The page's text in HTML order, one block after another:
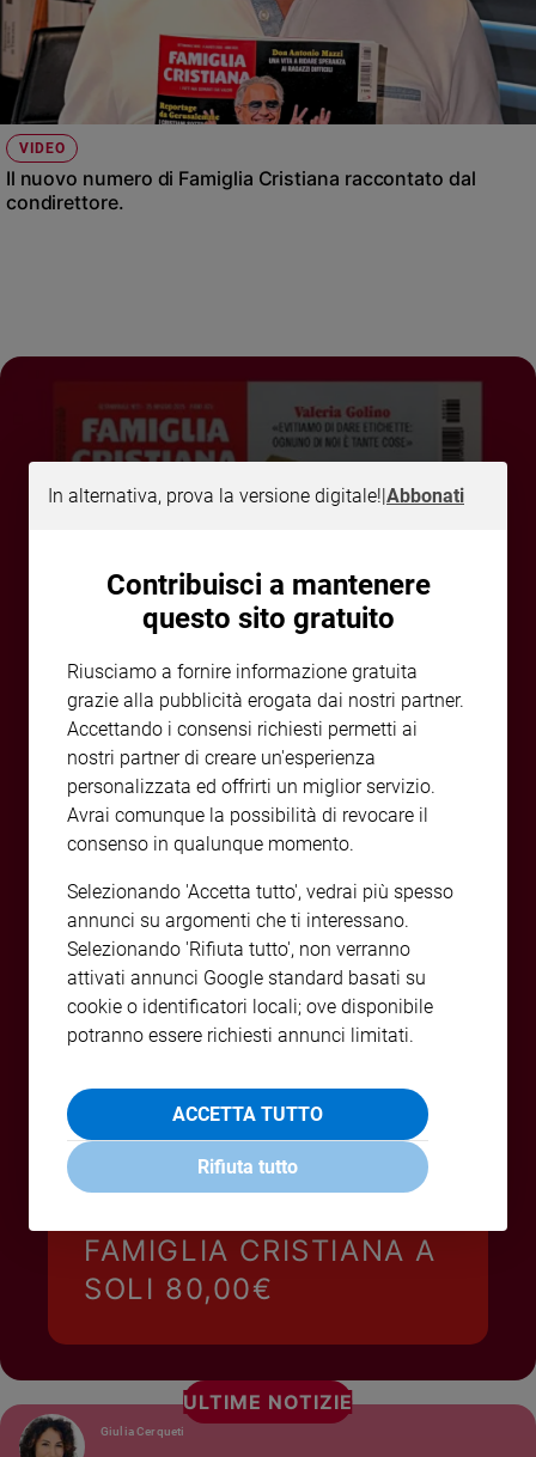
Caso
della
settimana
Migranti
Diversità
e
inclusione
Costume
streaming
Libri
Genitori
giovani
Adolescenza
Bioetica
Vai
Riflessioni
Policy
VIDEO
Il nuovo numero di Famiglia Cristiana raccontato dal
condirettore.
FAMIGLIA CRISTIANA A
SOLI 80,00€
ULTIME NOTIZIE
Giulia Cerqueti
In alternativa, prova la versione digitale!|Abbonati
Contribuisci a mantenere
questo sito gratuito
Riusciamo a fornire informazione gratuita
grazie alla pubblicità erogata dai nostri partner.
Accettando i consensi richiesti permetti ai
nostri partner di creare un'esperienza
personalizzata ed offrirti un miglior servizio.
Avrai comunque la possibilità di revocare il
consenso in qualunque momento.
Selezionando 'Accetta tutto', vedrai più spesso
annunci su argomenti che ti interessano.
Selezionando 'Rifiuta tutto', non verranno
attivati annunci Google standard basati su
cookie o identificatori locali; ove disponibile
potranno essere richiesti annunci limitati.
ACCETTA TUTTO
Rifiuta tutto